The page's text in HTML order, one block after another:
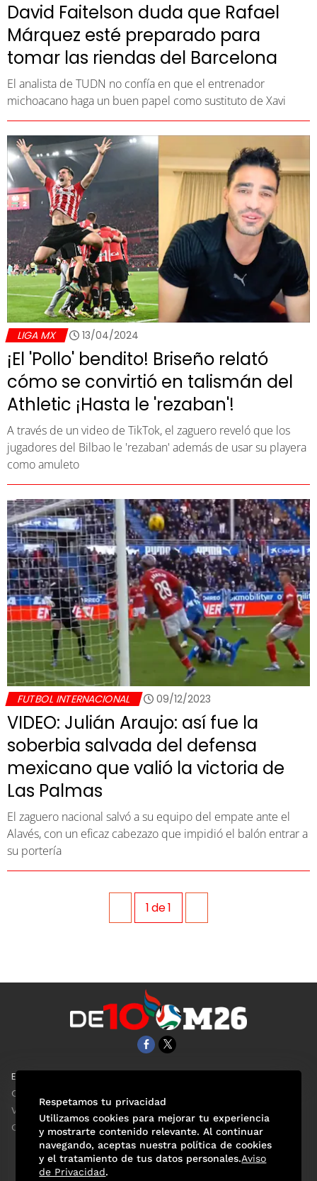
David Faitelson duda que Rafael
Márquez esté preparado para
tomar las riendas del Barcelona
El analista de TUDN no confía en que el entrenador
michoacano haga un buen papel como sustituto de Xavi
LIGA MX 13/04/2024
¡El 'Pollo' bendito! Briseño relató
cómo se convirtió en talismán del
Athletic ¡Hasta le 'rezaban'!
A través de un video de TikTok, el zaguero reveló que los
jugadores del Bilbao le 'rezaban' además de usar su playera
como amuleto
FUTBOL INTERNACIONAL 09/12/2023
VIDEO: Julián Araujo: así fue la
soberbia salvada del defensa
mexicano que valió la victoria de
Las Palmas
El zaguero nacional salvó a su equipo del empate ante el
Alavés, con un eficaz cabezazo que impidió el balón entrar a
su portería
1de1
EL UNIVERSAL
Clase
ViveUSA
Confabulario
Respetamos tu privacidad
Utilizamos cookies para mejorar tu experiencia
y mostrarte contenido relevante. Al continuar
navegando, aceptas nuestra política de cookies
y el tratamiento de tus datos personales.Aviso
de Privacidad.